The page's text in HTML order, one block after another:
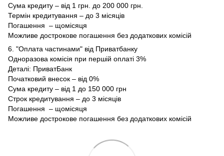
Сума кредиту – від 1 грн. до 200 000 грн.
Термін кредитування – до 3 місяців
Погашення – щомісяця
Можливе дострокове погашення без додаткових комісій
6. "Оплата частинами" від Приватбанку
Одноразова комісія при першій оплаті 3%
Деталі: ПриватБанк
Початковий внесок – від 0%
Сума кредиту – від 1 до 150 000 грн
Строк кредитування – до 3 місяців
Погашення – щомісяця
Можливе дострокове погашення без додаткових комісій